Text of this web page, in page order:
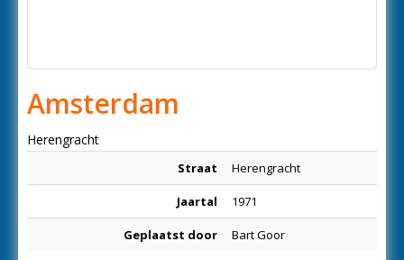
Amsterdam
Herengracht
Straat Herengracht
Jaartal 1971
Geplaatst door Bart Goor